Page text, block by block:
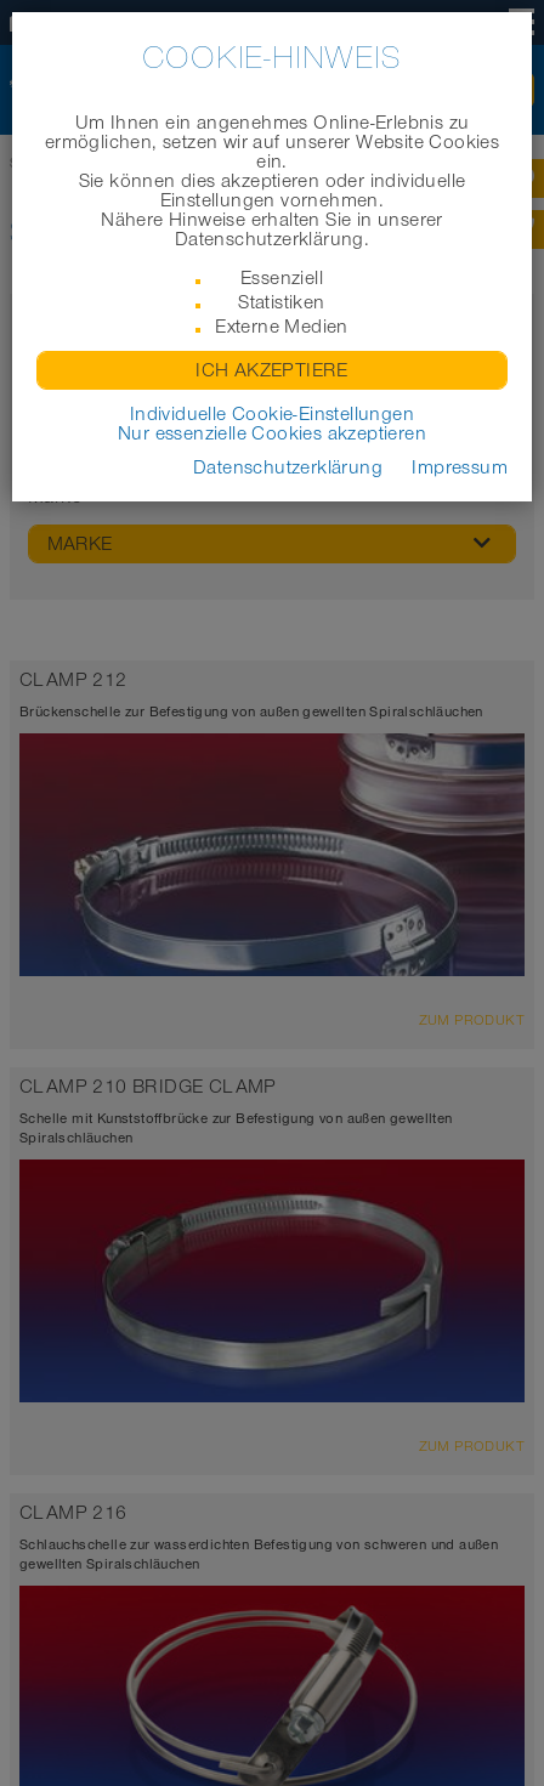
Startseite Produktkategorien |
SCHLAUCHZUBEHÖR
Eigenschaften
Marke
MARKE
CLAMP 212
Brückenschelle zur Befestigung von außen gewellten Spiralschläuchen
ZUM PRODUKT
CLAMP 210 BRIDGE CLAMP
Schelle mit Kunststoffbrücke zur Befestigung von außen gewellten
Spiralschläuchen
ZUM PRODUKT
CLAMP 216
Schlauchschelle zur wasserdichten Befestigung von schweren und außen
gewellten Spiralschläuchen
COOKIE-HINWEIS
Um Ihnen ein angenehmes Online-Erlebnis zu
ermöglichen, setzen wir auf unserer Website Cookies
ein.
Sie können dies akzeptieren oder individuelle
Einstellungen vornehmen.
Nähere Hinweise erhalten Sie in unserer
Datenschutzerklärung.
Essenziell
Statistiken
Externe Medien
ICH AKZEPTIERE
Individuelle Cookie-Einstellungen
Nur essenzielle Cookies akzeptieren
Datenschutzerklärung
Impressum